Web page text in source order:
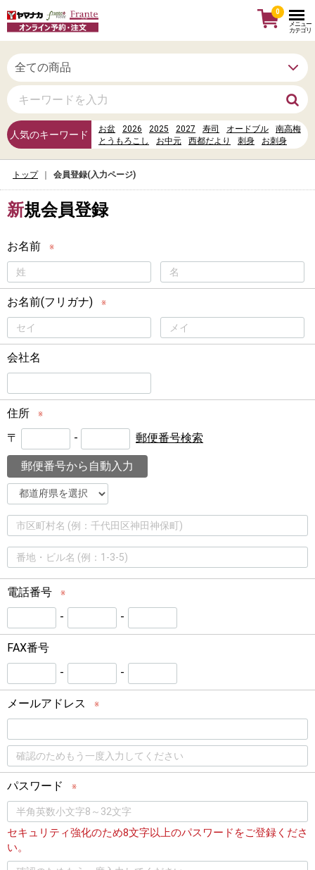
人気のキーワード お盆 2026 2025 2027 寿司 オードブル
南高梅
とうもろこし
お中元 西都だより 刺身
お刺身
0
メニュー
カテゴリ
トップ 会員登録(入力ページ)
新規会員登録
お名前 ※
お名前(フリガナ) ※
会社名
住所 ※
〒 - 郵便番号検索
郵便番号から自動入力
電話番号 ※
- -
FAX番号
-
-
メールアドレス ※
パスワード ※
セキュリティ強化のため8文字以上のパスワードをご登録くださ
い。